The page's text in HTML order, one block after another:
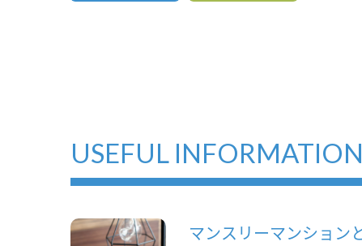
USEFUL INFORMATION
マンスリーマンション